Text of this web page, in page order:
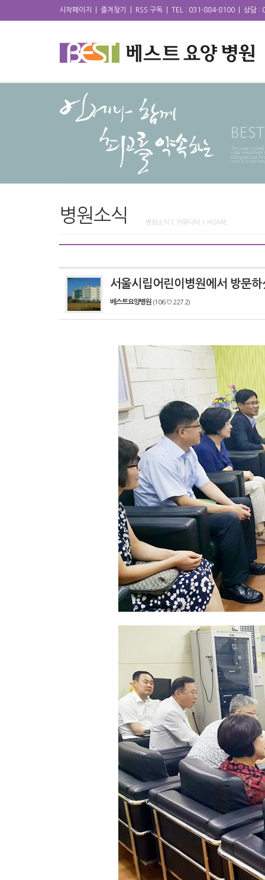
시작페이지 즐겨찾기 RSS 구독 TEL : 031-884-8100 상담 :
병원소식 병원소식 < 커뮤니티 < HOME
서울시립어린이병원에서 방문
베스트요양병원 (106.♡.227.2)